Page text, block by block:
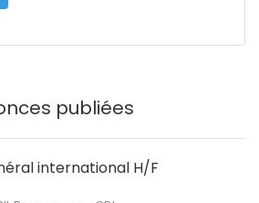
publiées
international H/F